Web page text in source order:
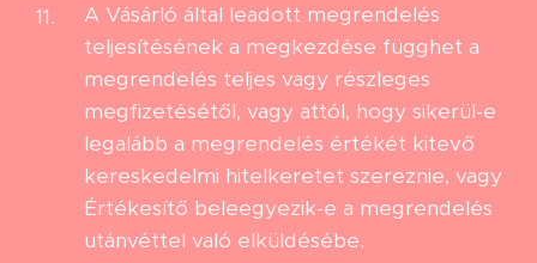
A Vásárló által leadott megrendelés
teljesítésének a megkezdése függhet a
megrendelés teljes vagy részleges
megfizetésétől, vagy attól, hogy sikerül-e
legalább a megrendelés értékét kitevő
kereskedelmi hitelkeretet szereznie, vagy
Értékesítő beleegyezik-e a megrendelés
utánvéttel való elküldésébe.